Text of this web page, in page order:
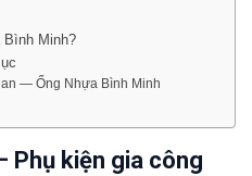
Bình Minh?
— Ống Nhựa Bình Minh
Phụ kiện gia công